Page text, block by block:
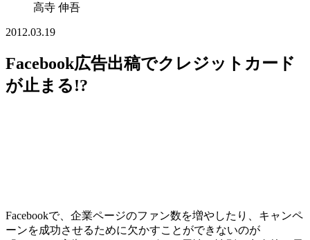
高寺 伸吾
2012.03.19
Facebook広告出稿でクレジットカード
が止まる!?
Facebookで、企業ページのファン数を増やしたり、キャンペ
ーンを成功させるために欠かすことができないのが